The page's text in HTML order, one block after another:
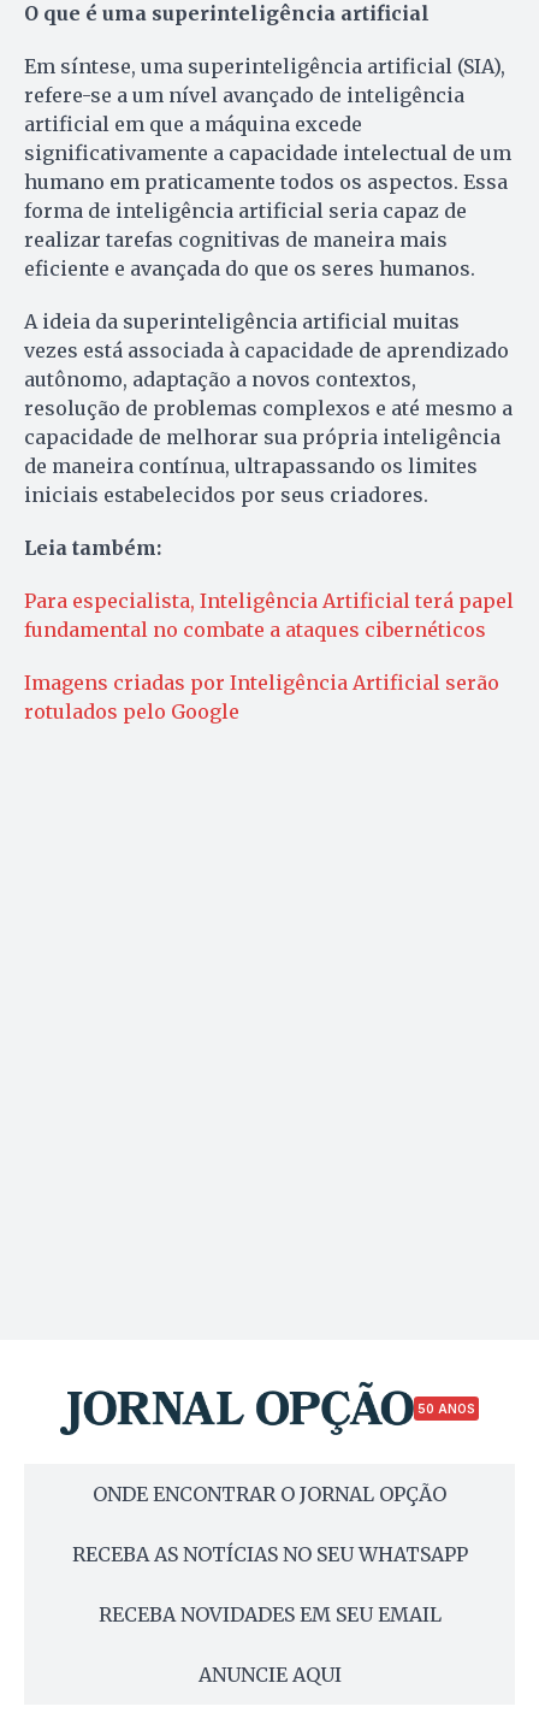
O que é uma superinteligência artificial
Em síntese, uma superinteligência artificial (SIA),
refere-se a um nível avançado de inteligência
artificial em que a máquina excede
significativamente a capacidade intelectual de um
humano em praticamente todos os aspectos. Essa
forma de inteligência artificial seria capaz de
realizar tarefas cognitivas de maneira mais
eficiente e avançada do que os seres humanos.
A ideia da superinteligência artificial muitas
vezes está associada à capacidade de aprendizado
autônomo, adaptação a novos contextos,
resolução de problemas complexos e até mesmo a
capacidade de melhorar sua própria inteligência
de maneira contínua, ultrapassando os limites
iniciais estabelecidos por seus criadores.
Leia também:
Para especialista, Inteligência Artificial terá papel
fundamental no combate a ataques cibernéticos
Imagens criadas por Inteligência Artificial serão
rotulados pelo Google
50 ANOS
ONDE ENCONTRAR O JORNAL OPÇÃO
RECEBA AS NOTÍCIAS NO SEU WHATSAPP
RECEBA NOVIDADES EM SEU EMAIL
ANUNCIE AQUI